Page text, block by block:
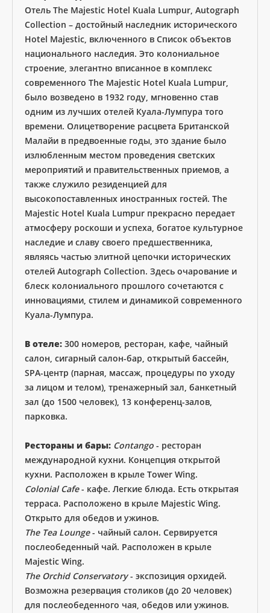
Отель The Majestic Hotel Kuala Lumpur, Autograph
Collection – достойный наследник исторического
Hotel Majestic, включенного в Список объектов
национального наследия. Это колониальное
строение, элегантно вписанное в комплекс
современного The Majestic Hotel Kuala Lumpur,
было возведено в 1932 году, мгновенно став
одним из лучших отелей Куала-Лумпура того
времени. Олицетворение расцвета Британской
Малайи в предвоенные годы, это здание было
излюбленным местом проведения светских
мероприятий и правительственных приемов, а
также служило резиденцией для
высокопоставленных иностранных гостей. The
Majestic Hotel Kuala Lumpur прекрасно передает
атмосферу роскоши и успеха, богатое культурное
наследие и славу своего предшественника,
являясь частью элитной цепочки исторических
отелей Autograph Collection. Здесь очарование и
блеск колониального прошлого сочетаются с
инновациями, стилем и динамикой современного
Куала-Лумпура.
В отеле: 300 номеров, ресторан, кафе, чайный
салон, сигарный салон-бар, открытый бассейн,
SPA-центр (парная, массаж, процедуры по уходу
за лицом и телом), тренажерный зал, банкетный
зал (до 1500 человек), 13 конференц-залов,
парковка.
Рестораны и бары: Contango - ресторан
международной кухни. Концепция открытой
кухни. Расположен в крыле Tower Wing.
Colonial Cafe- кафе. Легкие блюда. Есть открытая
терраса. Расположено в крыле Majestic Wing.
Открыто для обедов и ужинов.
The Tea Lounge- чайный салон. Сервируется
послеобеденный чай. Расположен в крыле
Majestic Wing.
The Orchid Conservatory- экспозиция орхидей.
Возможна резервация столиков (до 20 человек)
для послеобеденного чая, обедов или ужинов.